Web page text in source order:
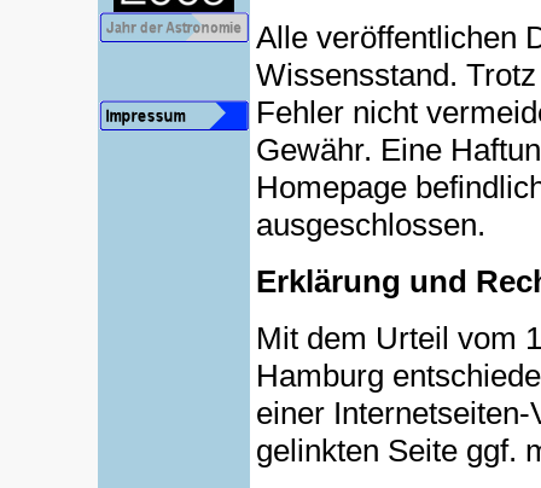
Alle veröffentlichen
Wissensstand.
Fehler nicht
Gewähr. Eine
Homepage
ausgeschlossen.
Erklärung und
Mit dem Urteil vom
Hamburg
einer
gelinkten Seite ggf.